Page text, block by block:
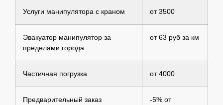
Услуги манипулятора с краном от 3500
Эвакуатор манипулятор за
пределами города
от 63 руб за км
Частичная погрузка от 4000
Предварительный заказ
-5% от